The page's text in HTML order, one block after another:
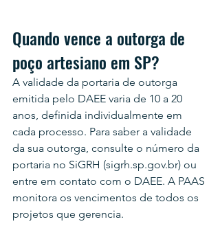
Quando vence a outorga de
poço artesiano em SP?
A validade da portaria de outorga
emitida pelo DAEE varia de 10 a 20
anos, definida individualmente em
cada processo. Para saber a validade
da sua outorga, consulte o número da
portaria no SiGRH (sigrh.sp.gov.br) ou
entre em contato com o DAEE. A PAAS
monitora os vencimentos de todos os
projetos que gerencia.